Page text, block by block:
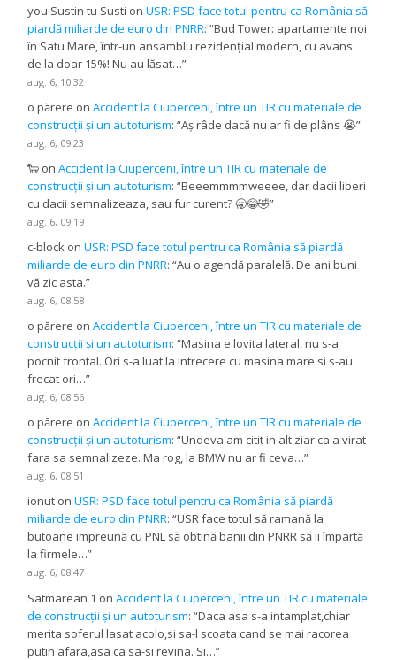
you Sustin tu Susti onUSR: PSD face totul pentru ca România să
piardă miliarde de euro din PNRR: “Bud Tower: apartamente noi
în Satu Mare, într-un ansamblu rezidențial modern, cu avans
de la doar 15%! Nu au lăsat…”
aug. 6, 10:32
o părere onAccident la Ciuperceni, între un TIR cu materiale de
construcții și un autoturism: “Aș râde dacă nu ar fi de plâns 😭”
aug. 6, 09:23
🐑 onAccident la Ciuperceni, între un TIR cu materiale de
construcții și un autoturism: “Beeemmmmweeee, dar dacii liberi
cu dacii semnalizeaza, sau fur curent? 🥱😂🤣”
aug. 6, 09:19
c-block onUSR: PSD face totul pentru ca România să piardă
miliarde de euro din PNRR: “Au o agendă paralelă. De ani buni
vă zic asta.”
aug. 6, 08:58
o părere onAccident la Ciuperceni, între un TIR cu materiale de
construcții și un autoturism: “Masina e lovita lateral, nu s-a
pocnit frontal. Ori s-a luat la intrecere cu masina mare si s-au
frecat ori…”
aug. 6, 08:56
o părere onAccident la Ciuperceni, între un TIR cu materiale de
construcții și un autoturism: “Undeva am citit in alt ziar ca a virat
fara sa semnalizeze. Ma rog, la BMW nu ar fi ceva…”
aug. 6, 08:51
ionut onUSR: PSD face totul pentru ca România să piardă
miliarde de euro din PNRR: “USR face totul să ramană la
butoane impreună cu PNL să obtină banii din PNRR să ii împartă
la firmele…”
aug. 6, 08:47
Satmarean 1 onAccident la Ciuperceni, între un TIR cu materiale
de construcții și un autoturism: “Daca asa s-a intamplat,chiar
merita soferul lasat acolo,si sa-l scoata cand se mai racorea
putin afara,asa ca sa-si revina. Si…”